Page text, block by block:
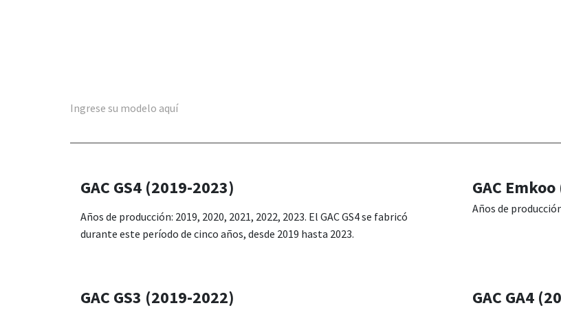
Ingrese su modelo aquí
GAC GS4 (2019-2023)
Años de producción: 2019, 2020, 2021, 2022, 2023. El GAC GS4 se fabricó
durante este período de cinco años, desde 2019 hasta 2023.
GAC
Años de
GAC GS3 (2019-2022) GAC GA4